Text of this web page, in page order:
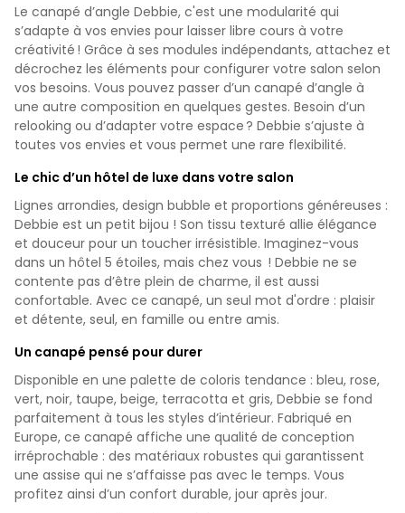
Le canapé d’angle Debbie, c'est une modularité qui
s’adapte à vos envies pour laisser libre cours à votre
créativité ! Grâce à ses modules indépendants, attachez et
décrochez les éléments pour configurer votre salon selon
vos besoins. Vous pouvez passer d’un canapé d’angle à
une autre composition en quelques gestes. Besoin d’un
relooking ou d’adapter votre espace ? Debbie s’ajuste à
toutes vos envies et vous permet une rare flexibilité.
Le chic d’un hôtel de luxe dans votre salon
Lignes arrondies, design bubble et proportions généreuses :
Debbie est un petit bijou ! Son tissu texturé allie élégance
et douceur pour un toucher irrésistible. Imaginez-vous
dans un hôtel 5 étoiles, mais chez vous ! Debbie ne se
contente pas d’être plein de charme, il est aussi
confortable. Avec ce canapé, un seul mot d'ordre : plaisir
et détente, seul, en famille ou entre amis.
Un canapé pensé pour durer
Disponible en une palette de coloris tendance : bleu, rose,
vert, noir, taupe, beige, terracotta et gris, Debbie se fond
parfaitement à tous les styles d’intérieur. Fabriqué en
Europe, ce canapé affiche une qualité de conception
irréprochable : des matériaux robustes qui garantissent
une assise qui ne s’affaisse pas avec le temps. Vous
profitez ainsi d’un confort durable, jour après jour.